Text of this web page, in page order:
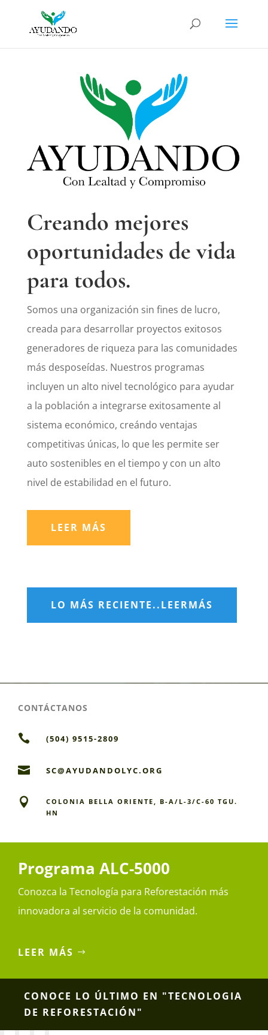
Creando mejores
oportunidades de vida
para todos.
Somos una organización sin fines de lucro,
creada para desarrollar proyectos exitosos
generadores de riqueza para las comunidades
más desposeídas. Nuestros programas
incluyen un alto nivel tecnológico para ayudar
a la población a integrarse exitosamente al
sistema económico, creándo ventajas
competitivas únicas, lo que les permite ser
auto sostenibles en el tiempo y con un alto
nivel de estabilidad en el futuro.
LEER MÁS
LO MÁS RECIENTE..LEERMÁS
CONTÁCTANOS
 (504) 9515-2809
 SC@AYUDANDOLYC.ORG

COLONIA BELLA ORIENTE, B-A/L-3/C-60 TGU.
HN
Programa ALC-5000
Conozca la Tecnología para Reforestación más
innovadora al servicio de la comunidad.
LEER MÁS
CONOCE LO ÚLTIMO EN "TECNOLOGIA
DE REFORESTACIÓN"